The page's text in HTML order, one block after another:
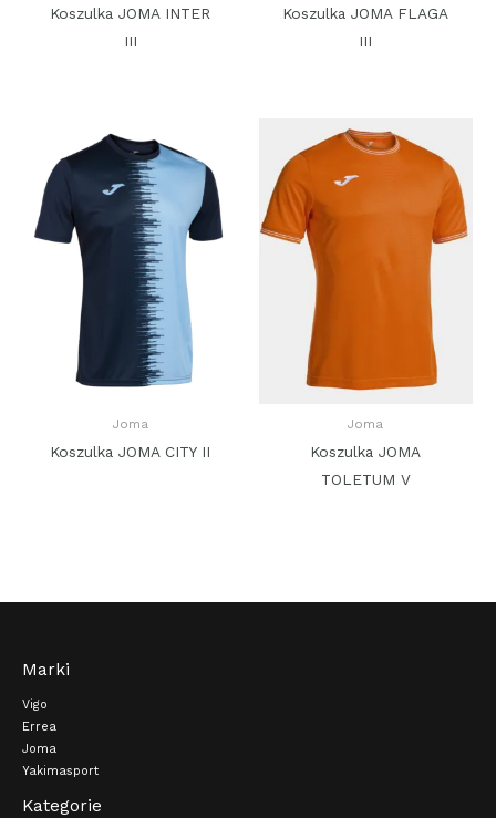
Koszulka JOMA INTER
III
Koszulka JOMA FLAGA
III
Joma
Koszulka JOMA CITY II
Joma
Koszulka JOMA
TOLETUM V
Marki
Vigo
Errea
Joma
Yakimasport
Kategorie